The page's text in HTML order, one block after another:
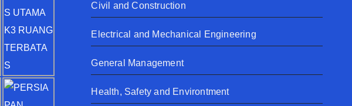
Civil and Construction
Electrical and Mechanical Engineering
General Management
Health, Safety and Environtment